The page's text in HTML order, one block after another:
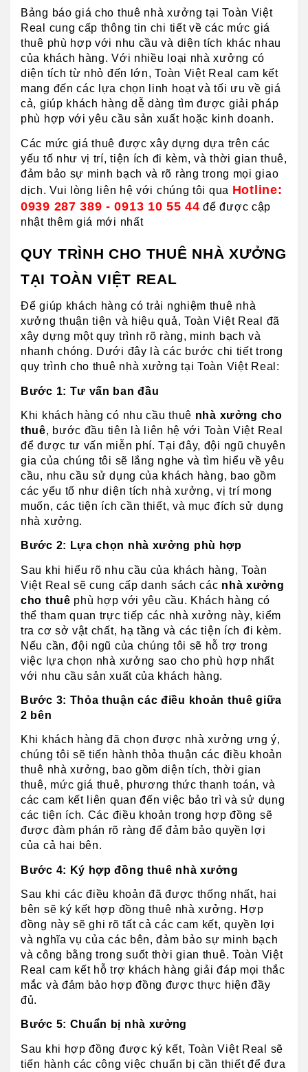
Bảng báo giá cho thuê nhà xưởng tại Toàn Việt
Real cung cấp thông tin chi tiết về các mức giá
thuê phù hợp với nhu cầu và diện tích khác nhau
của khách hàng. Với nhiều loại nhà xưởng có
diện tích từ nhỏ đến lớn, Toàn Việt Real cam kết
mang đến các lựa chọn linh hoạt và tối ưu về giá
cả, giúp khách hàng dễ dàng tìm được giải pháp
phù hợp với yêu cầu sản xuất hoặc kinh doanh.
Các mức giá thuê được xây dựng dựa trên các
yếu tố như vị trí, tiện ích đi kèm, và thời gian thuê,
đảm bảo sự minh bạch và rõ ràng trong mọi giao
dịch. Vui lòng liên hệ với chúng tôi qua Hotline:
0939 287 389 - 0913 10 55 44 để được cập
nhật thêm giá mới nhất
QUY TRÌNH CHO THUÊ NHÀ XƯỞNG
TẠI TOÀN VIỆT REAL
Để giúp khách hàng có trải nghiệm thuê nhà
xưởng thuận tiện và hiệu quả, Toàn Việt Real đã
xây dựng một quy trình rõ ràng, minh bạch và
nhanh chóng. Dưới đây là các bước chi tiết trong
quy trình cho thuê nhà xưởng tại Toàn Việt Real:
Bước 1: Tư vấn ban đầu
Khi khách hàng có nhu cầu thuê nhà xưởng cho
thuê, bước đầu tiên là liên hệ với Toàn Việt Real
để được tư vấn miễn phí. Tại đây, đội ngũ chuyên
gia của chúng tôi sẽ lắng nghe và tìm hiểu về yêu
cầu, nhu cầu sử dụng của khách hàng, bao gồm
các yếu tố như diện tích nhà xưởng, vị trí mong
muốn, các tiện ích cần thiết, và mục đích sử dụng
nhà xưởng.
Bước 2: Lựa chọn nhà xưởng phù hợp
Sau khi hiểu rõ nhu cầu của khách hàng, Toàn
Việt Real sẽ cung cấp danh sách các nhà xưởng
cho thuê phù hợp với yêu cầu. Khách hàng có
thể tham quan trực tiếp các nhà xưởng này, kiểm
tra cơ sở vật chất, hạ tầng và các tiện ích đi kèm.
Nếu cần, đội ngũ của chúng tôi sẽ hỗ trợ trong
việc lựa chọn nhà xưởng sao cho phù hợp nhất
với nhu cầu sản xuất của khách hàng.
Bước 3: Thỏa thuận các điều khoản thuê giữa
2 bên
Khi khách hàng đã chọn được nhà xưởng ưng ý,
chúng tôi sẽ tiến hành thỏa thuận các điều khoản
thuê nhà xưởng, bao gồm diện tích, thời gian
thuê, mức giá thuê, phương thức thanh toán, và
các cam kết liên quan đến việc bảo trì và sử dụng
các tiện ích. Các điều khoản trong hợp đồng sẽ
được đàm phán rõ ràng để đảm bảo quyền lợi
của cả hai bên.
Bước 4: Ký hợp đồng thuê nhà xưởng
Sau khi các điều khoản đã được thống nhất, hai
bên sẽ ký kết hợp đồng thuê nhà xưởng. Hợp
đồng này sẽ ghi rõ tất cả các cam kết, quyền lợi
và nghĩa vụ của các bên, đảm bảo sự minh bạch
và công bằng trong suốt thời gian thuê. Toàn Việt
Real cam kết hỗ trợ khách hàng giải đáp mọi thắc
mắc và đảm bảo hợp đồng được thực hiện đầy
đủ.
Bước 5: Chuẩn bị nhà xưởng
Sau khi hợp đồng được ký kết, Toàn Việt Real sẽ
tiến hành các công việc chuẩn bị cần thiết để đưa